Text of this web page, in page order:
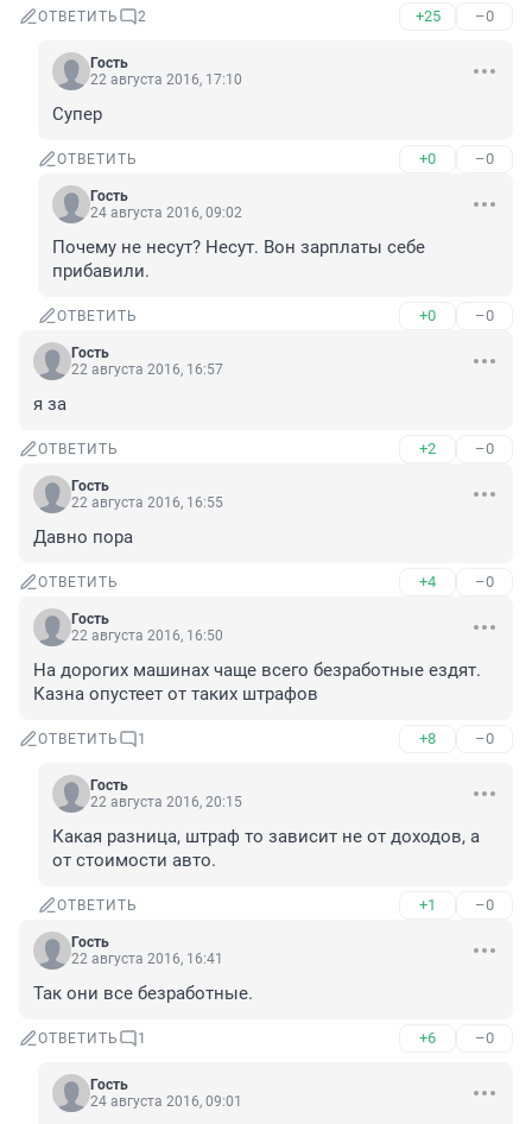
ОТВЕТИТЬ 2 +25 –0
Гость
22 августа 2016, 17:10
Супер
ОТВЕТИТЬ +0 –0
Гость
24 августа 2016, 09:02
Почему не несут? Несут. Вон зарплаты себе
прибавили.
ОТВЕТИТЬ +0 –0
Гость
22 августа 2016, 16:57
я за
ОТВЕТИТЬ +2 –0
Гость
22 августа 2016, 16:55
Давно пора
ОТВЕТИТЬ +4 –0
Гость
22 августа 2016, 16:50
На дорогих машинах чаще всего безработные ездят.
Казна опустеет от таких штрафов
ОТВЕТИТЬ 1 +8 –0
Гость
22 августа 2016, 20:15
Какая разница, штраф то зависит не от доходов, а
от стоимости авто.
ОТВЕТИТЬ +1 –0
Гость
22 августа 2016, 16:41
Так они все безработные.
ОТВЕТИТЬ 1 +6 –0
Гость
24 августа 2016, 09:01